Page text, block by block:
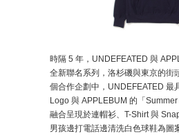
時隔 5 年，UNDEFEATED 與
全新聯名系列，洛杉磯與東京的街
個合作企劃中，UNDEFEATED 最
Logo 與 APPLEBUM 的「
融合呈現於連帽衫、T-Shirt 與
男孩邊打電話邊清洗白色球鞋為圖